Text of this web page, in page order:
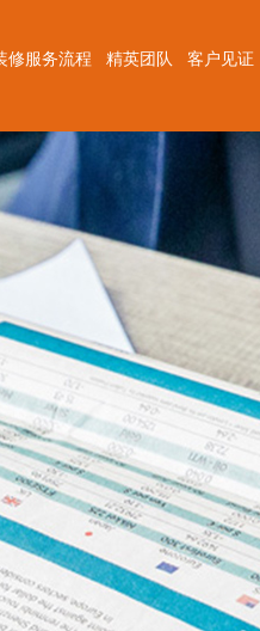
修服务流程 精英团队 客户见证